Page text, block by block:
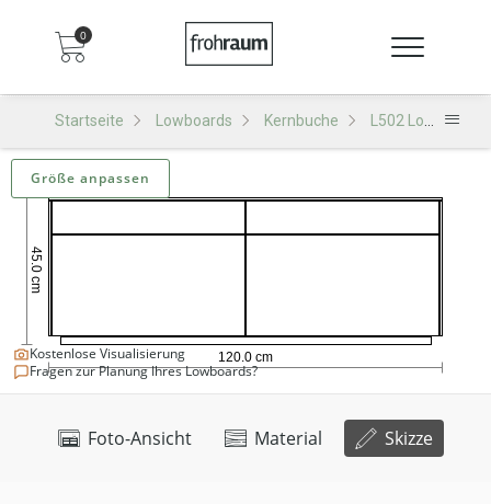
0
Startseite Lowboards Kernbuche L502 Lowboard
Foto-Ansicht Material Skizze
Kostenlose Visualisierung
Fragen zur Planung Ihres Lowboards?
Größe anpassen